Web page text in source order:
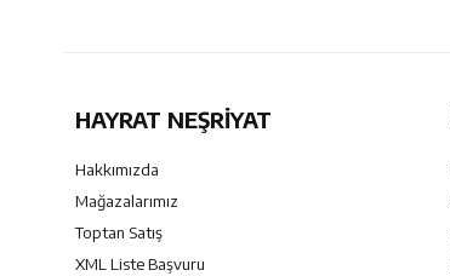
HAYRAT NEŞRIYAT
Hakkımızda
Mağazalarımız
Toptan Satış
XML Liste Başvuru